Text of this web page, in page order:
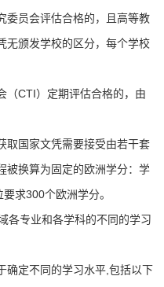
员会评估合格的，且高等教
无颁发学校的区分，每个学校
CTI）定期评估合格的，由
国家文凭需要接受由若干套
被换算为固定的欧洲学分：学
求300个欧洲学分。
专业和各学科的不同的学习
定不同的学习水平,包括以下